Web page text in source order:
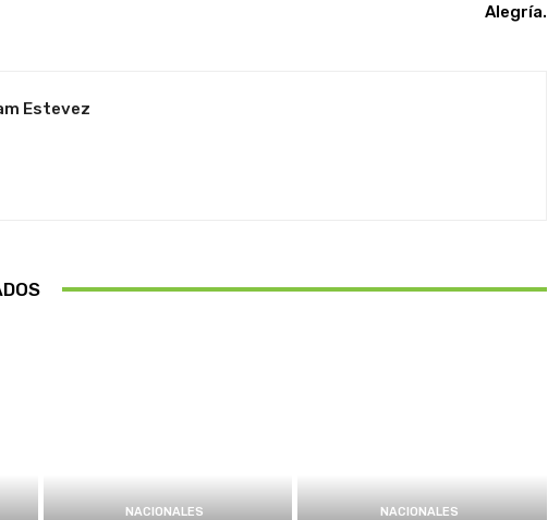
Alegría.
Estevez
NACIONALES NACIONALES